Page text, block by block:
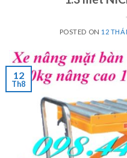
POSTED ON 12
12
Th8